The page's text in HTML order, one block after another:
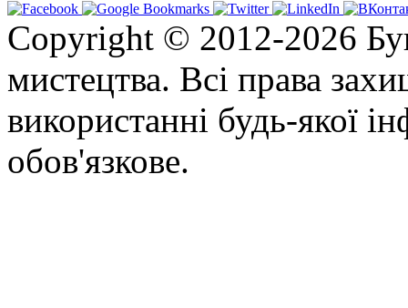
Copyright © 2012-2026
мистецтва. Всі права
використанні будь-якої
обов'язкове.